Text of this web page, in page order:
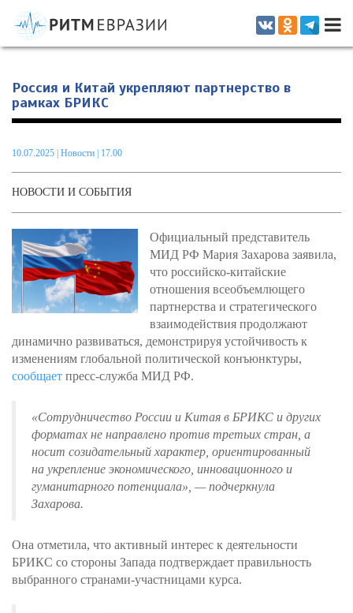
Информационно-аналитическое издание, посвященное актуальным
проблемам интеграции на постсоветском пространстве
Россия и Китай укрепляют партнерство в
рамках БРИКС
10.07.2025 Новости | 17.00
НОВОСТИ И СОБЫТИЯ
Официальный представитель
МИД РФ Мария Захарова заявила,
что российско-китайские
отношения всеобъемлющего
партнерства и стратегического
взаимодействия продолжают
динамично развиваться, демонстрируя устойчивость к
изменениям глобальной политической конъюнктуры,
сообщает пресс-служба МИД РФ.
«Сотрудничество России и Китая в БРИКС и других
форматах не направлено против третьих стран, а
носит созидательный характер, ориентированный
на укрепление экономического, инновационного и
гуманитарного потенциала» , — подчеркнула
Захарова.
Она отметила, что активный интерес к деятельности
БРИКС со стороны Запада подтверждает правильность
выбранного странами-участницами курса.